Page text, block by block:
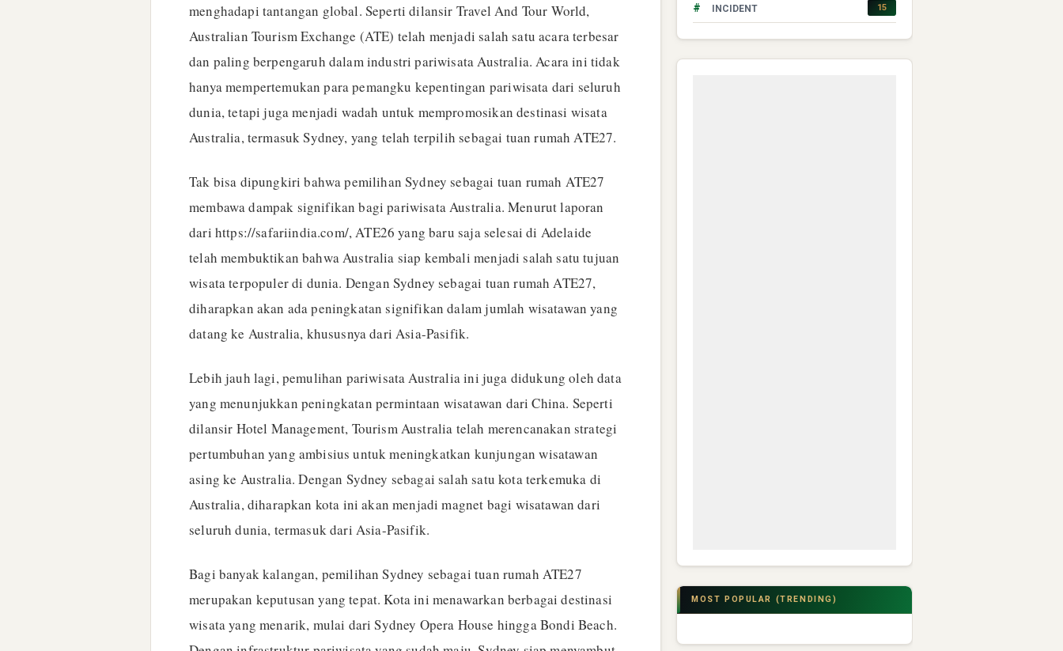
menghadapi tantangan global. Seperti dilansir Travel And Tour World,
Australian Tourism Exchange (ATE) telah menjadi salah satu acara terbesar
dan paling berpengaruh dalam industri pariwisata Australia. Acara ini tidak
hanya mempertemukan para pemangku kepentingan pariwisata dari seluruh
dunia, tetapi juga menjadi wadah untuk mempromosikan destinasi wisata
Australia, termasuk Sydney, yang telah terpilih sebagai tuan rumah ATE27.
Tak bisa dipungkiri bahwa pemilihan Sydney sebagai tuan rumah ATE27
membawa dampak signifikan bagi pariwisata Australia. Menurut laporan
dari https://safariindia.com/, ATE26 yang baru saja selesai di Adelaide
telah membuktikan bahwa Australia siap kembali menjadi salah satu tujuan
wisata terpopuler di dunia. Dengan Sydney sebagai tuan rumah ATE27,
diharapkan akan ada peningkatan signifikan dalam jumlah wisatawan yang
datang ke Australia, khususnya dari Asia-Pasifik.
Lebih jauh lagi, pemulihan pariwisata Australia ini juga didukung oleh data
yang menunjukkan peningkatan permintaan wisatawan dari China. Seperti
dilansir Hotel Management, Tourism Australia telah merencanakan strategi
pertumbuhan yang ambisius untuk meningkatkan kunjungan wisatawan
asing ke Australia. Dengan Sydney sebagai salah satu kota terkemuka di
Australia, diharapkan kota ini akan menjadi magnet bagi wisatawan dari
seluruh dunia, termasuk dari Asia-Pasifik.
Bagi banyak kalangan, pemilihan Sydney sebagai tuan rumah ATE27
merupakan keputusan yang tepat. Kota ini menawarkan berbagai destinasi
wisata yang menarik, mulai dari Sydney Opera House hingga Bondi Beach.
# INCIDENT 15
MOST POPULAR (TRENDING)